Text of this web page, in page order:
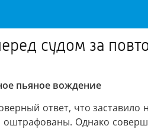
судом за
пьяное вождение
ответ, что заставило
Однако